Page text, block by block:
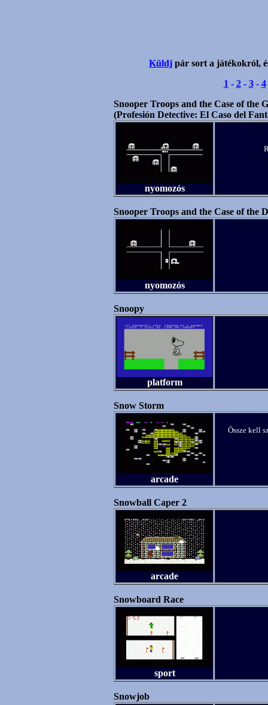
Küldj pár sort a játékokról,
1 - 2 - 3 - 4
Snooper Troops and the Case of the
(Profesión Detective: El Caso del
nyomozós
Snooper Troops and the Case of the
nyomozós
Snoopy
platform
Snow Storm
arcade
Össze kell
Snowball Caper 2
arcade
Snowboard Race
sport
Snowjob